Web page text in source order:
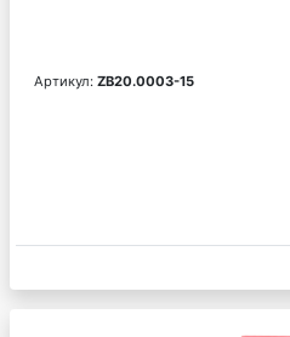
Артикул: ZB20.0003-15